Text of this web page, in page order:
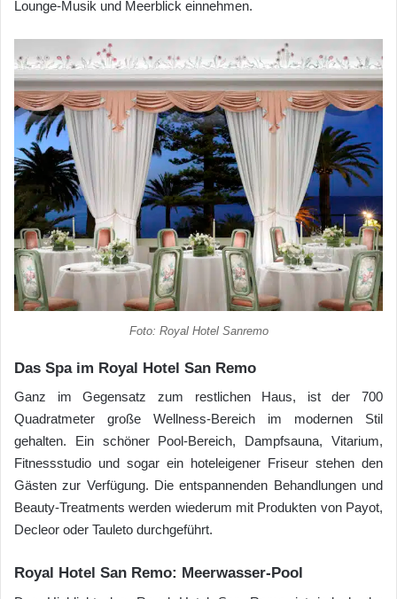
Lounge-Musik und Meerblick einnehmen.
Foto: Royal Hotel Sanremo
Das Spa im Royal Hotel San Remo
Ganz im Gegensatz zum restlichen Haus, ist der 700
Quadratmeter große Wellness-Bereich im modernen Stil
gehalten. Ein schöner Pool-Bereich, Dampfsauna, Vitarium,
Fitnessstudio und sogar ein hoteleigener Friseur stehen den
Gästen zur Verfügung. Die entspannenden Behandlungen und
Beauty-Treatments werden wiederum mit Produkten von Payot,
Decleor oder Tauleto durchgeführt.
Royal Hotel San Remo: Meerwasser-Pool